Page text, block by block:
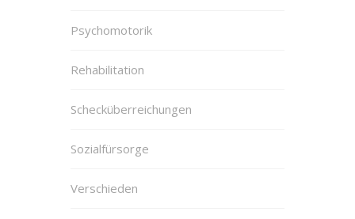
Psychomotorik
Rehabilitation
Schecküberreichungen
Sozialfürsorge
Verschieden